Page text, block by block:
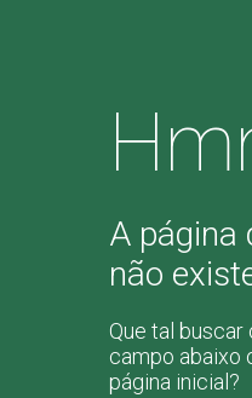
A página
não
Que tal buscar
campo abaixo
página inicial?